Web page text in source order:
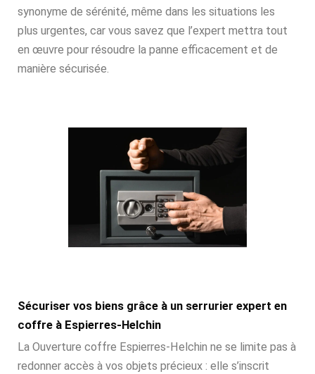
synonyme de sérénité, même dans les situations les
plus urgentes, car vous savez que l’expert mettra tout
en œuvre pour résoudre la panne efficacement et de
manière sécurisée.
Sécuriser vos biens grâce à un serrurier expert en
coffre à Espierres-Helchin
La Ouverture coffre Espierres-Helchin ne se limite pas à
redonner accès à vos objets précieux : elle s’inscrit